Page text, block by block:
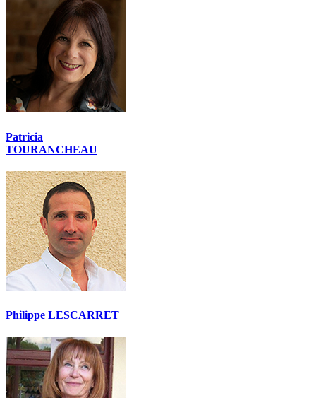
Patricia
TOURANCHEAU
Philippe LESCARRET